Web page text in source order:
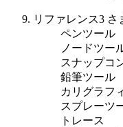
リファレンス3 さ
ペンツール
ノードツー
スナップコ
鉛筆ツール
カリグラフ
スプレーツ
トレース